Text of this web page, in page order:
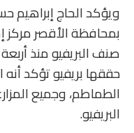
ويؤكد الحاج
بمحافظة الأقصر مركز
صنف البريفيو منذ أربعة
حققها بريفيو تؤكد
الطماطم، وجميع
البريفيو.